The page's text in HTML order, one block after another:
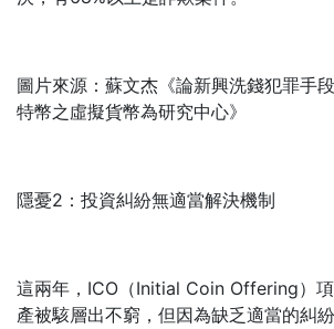
圖片來源：蘇文杰《論新興洗錢犯罪手
特幣之虛擬貨幣為研究中心》
隱憂2：投資糾紛無適當解決機制
這兩年，ICO（Initial Coin Offering）
產被駭層出不窮，但因為缺乏適當的糾